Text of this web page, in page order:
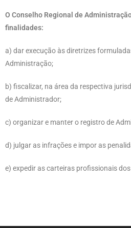
O Conselho Regional de
finalidades:
a) dar execução às diretrizes
Administração;
b) fiscalizar, na área da respectiva
de Administrador;
c) organizar e manter o registro de
d) julgar as infrações e impor as
e) expedir as carteiras profissionais